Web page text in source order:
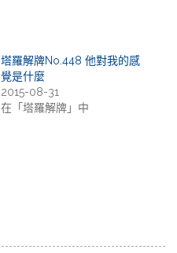
塔羅解牌No.448 他對我的感
覺是什麼
2015-08-31
在「塔羅解牌」中